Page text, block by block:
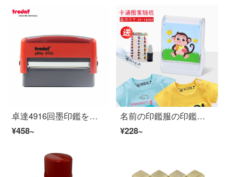
卓達4916回墨印鑑をひっくり返して捺印すると、長い印鑑が自動的に出てきます。
¥458~
名前の印鑑服の印鑑幼稚園の防水は色褪せにくいです。子供の制服は捺印します。子供の服をカスタマイズします。
¥228~